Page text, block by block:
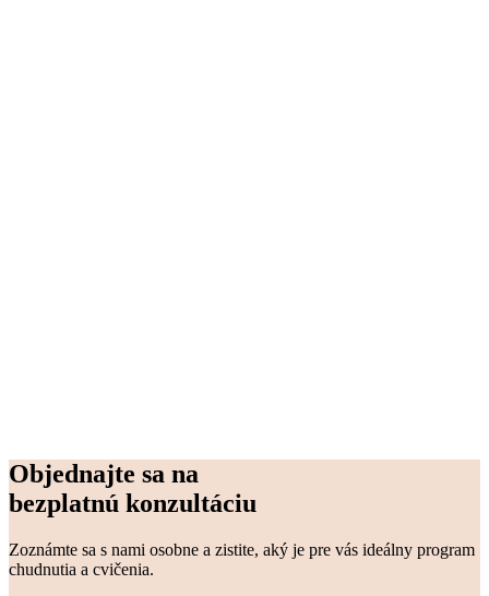
Objednajte sa na
bezplatnú konzultáciu
Zoznámte sa s nami osobne a zistite, aký je pre vás ideálny program
chudnutia a cvičenia.